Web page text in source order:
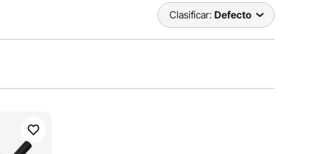
Clasificar: Defecto